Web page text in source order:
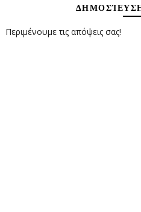
Περιμένουμε τις απόψεις σας!